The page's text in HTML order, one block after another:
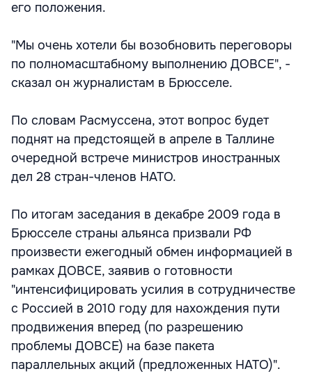
его положения.
"Мы очень хотели бы возобновить переговоры
по полномасштабному выполнению ДОВСЕ", -
сказал он журналистам в Брюсселе.
По словам Расмуссена, этот вопрос будет
поднят на предстоящей в апреле в Таллине
очередной встрече министров иностранных
дел 28 стран-членов НАТО.
По итогам заседания в декабре 2009 года в
Брюсселе страны альянса призвали РФ
произвести ежегодный обмен информацией в
рамках ДОВСЕ, заявив о готовности
"интенсифицировать усилия в сотрудничестве
с Россией в 2010 году для нахождения пути
продвижения вперед (по разрешению
проблемы ДОВСЕ) на базе пакета
параллельных акций (предложенных НАТО)".